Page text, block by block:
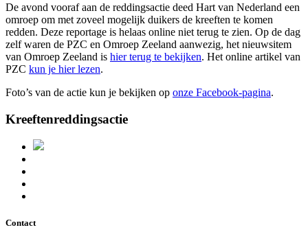
De avond vooraf aan de reddingsactie deed Hart van Nederland een
omroep om met zoveel mogelijk duikers de kreeften te komen
redden. Deze reportage is helaas online niet terug te zien. Op de dag
zelf waren de PZC en Omroep Zeeland aanwezig, het nieuwsitem
van Omroep Zeeland is hier terug te bekijken. Het online artikel van
PZC kun je hier lezen.
Foto’s van de actie kun je bekijken op onze Facebook-pagina.
Kreeftenreddingsactie
Contact